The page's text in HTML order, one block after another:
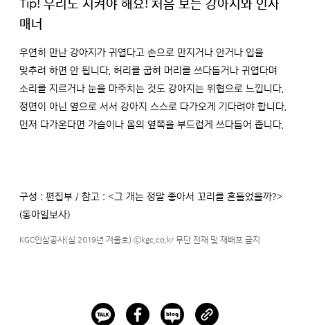
Tip! 우리도 지켜야 해요! 처음 보는 강아지와 인사
매너
우연히 만난 강아지가 귀엽다고 손으로 만지거나 안거나 입을
맞추려 하면 안 됩니다. 허리를 굽혀 머리를 쓰다듬거나 귀엽다며
소리를 지르거나 눈을 마주치는 것도 강아지는 위협으로 느낍니다.
정면이 아닌 옆으로 서서 강아지 스스로 다가오게 기다려야 합니다.
먼저 다가온다면 가슴이나 몸의 옆쪽을 부드럽게 쓰다듬어 줍니다.
구성 : 편집부 / 참고 : <그 개는 정말 좋아서 꼬리를 흔들었을까?>
(동아일보사)
KGC인삼공사(심 2019년 겨울호) ⓒkgc.co.kr 무단 전재 및 재배포 금지